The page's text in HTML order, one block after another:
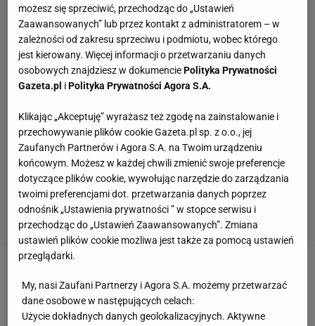
Zobacz wideo Grabara wybrany czwartym
najlepszym bramkarzem Bundesligi! „Moim zdaniem
odejdzie do Premier League"
możesz się sprzeciwić, przechodząc do „Ustawień
Zaawansowanych” lub przez kontakt z administratorem – w
zależności od zakresu sprzeciwu i podmiotu, wobec którego
jest kierowany. Więcej informacji o przetwarzaniu danych
osobowych znajdziesz w dokumenciePolityka Prywatności
Gazeta.pl iPolityka Prywatności Agora S.A.
Klikając „Akceptuję” wyrażasz też zgodę na zainstalowanie i
przechowywanie plików cookie Gazeta.pl sp. z o.o., jej
Zaufanych Partnerów i Agora S.A. na Twoim urządzeniu
końcowym. Możesz w każdej chwili zmienić swoje preferencje
dotyczące plików cookie, wywołując narzędzie do zarządzania
twoimi preferencjami dot. przetwarzania danych poprzez
odnośnik „Ustawienia prywatności ” w stopce serwisu i
przechodząc do „Ustawień Zaawansowanych”. Zmiana
ustawień plików cookie możliwa jest także za pomocą ustawień
przeglądarki.
My, nasi Zaufani Partnerzy i Agora S.A. możemy przetwarzać
dane osobowe w następujących celach:
Użycie dokładnych danych geolokalizacyjnych. Aktywne